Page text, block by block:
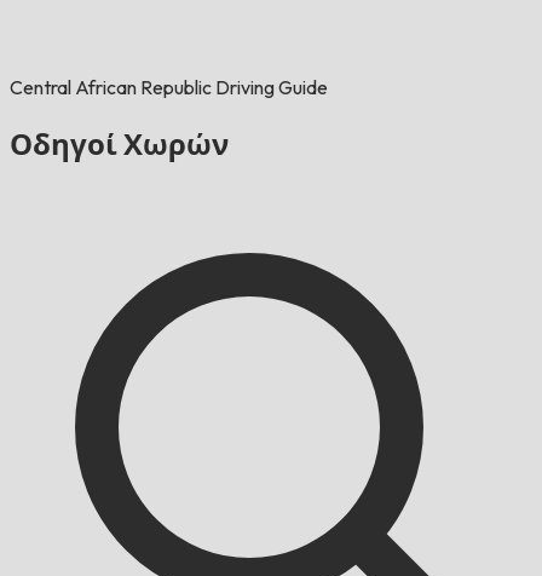
Central African Republic Driving Guide
Οδηγοί Χωρών